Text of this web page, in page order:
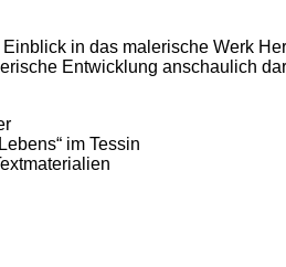
in das malerische Werk
Entwicklung anschaulich
im Tessin